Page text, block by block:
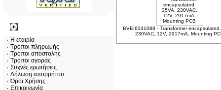
Η εταιρία
Τρόποι πληρωμής
Τρόποι αποστολής
Τρόποι αγοράς
Συχνές ερωτήσεις
Δήλωση απορρήτου
Όροι Χρήσης
Επικοινωνία
BVEI6041088 - Transformer
230VAC, 12V, 2917mA, Mounting